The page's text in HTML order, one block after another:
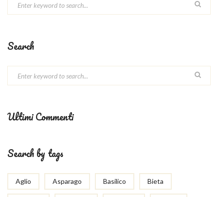
Search
Ultimi Commenti
Search by tags
Aglio Asparago Basilico Bieta